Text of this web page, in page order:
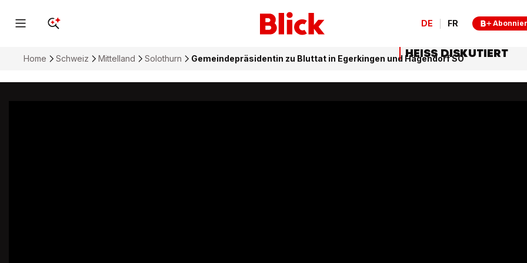
DE FR
Home Schweiz Mittelland Solothurn Gemeindepräsidentin zu Bluttat in Egerkingen und Hägendorf SO
HEISS DISKUTIERT